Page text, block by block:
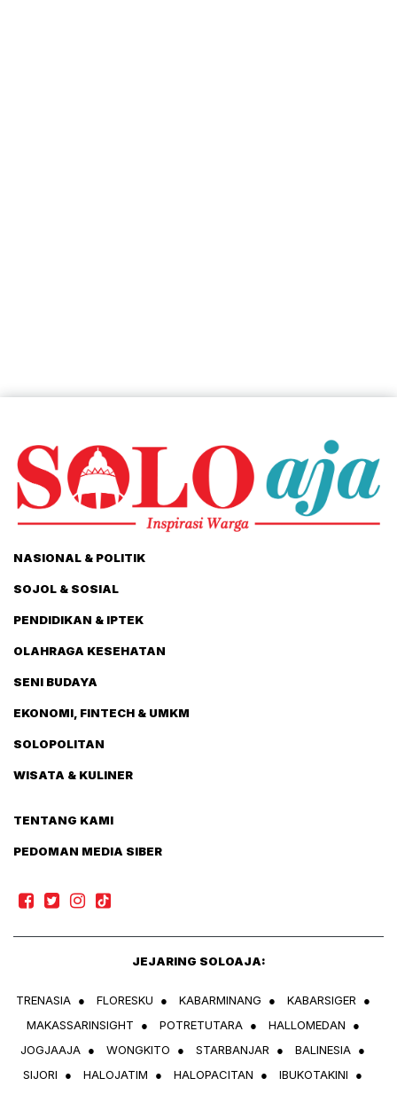
NASIONAL & POLITIK
SOJOL & SOSIAL
PENDIDIKAN & IPTEK
OLAHRAGA KESEHATAN
SENI BUDAYA
EKONOMI, FINTECH & UMKM
SOLOPOLITAN
WISATA & KULINER
TENTANG KAMI
PEDOMAN MEDIA SIBER
JEJARING SOLOAJA:
TRENASIA ● FLORESKU ● KABARMINANG ● KABARSIGER ●
MAKASSARINSIGHT
● POTRETUTARA ● HALLOMEDAN
●
JOGJAAJA ● WONGKITO ● STARBANJAR ● BALINESIA ●
SIJORI
● HALOJATIM ● HALOPACITAN ● IBUKOTAKINI
●